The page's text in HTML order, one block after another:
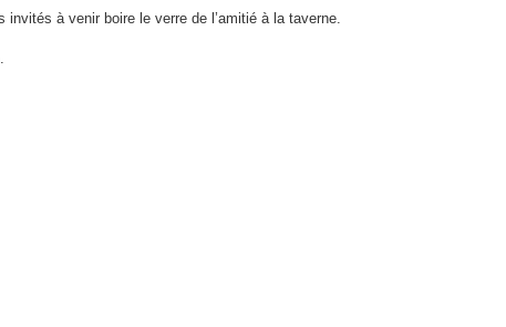
invités à venir boire le verre de l’amitié à la taverne.